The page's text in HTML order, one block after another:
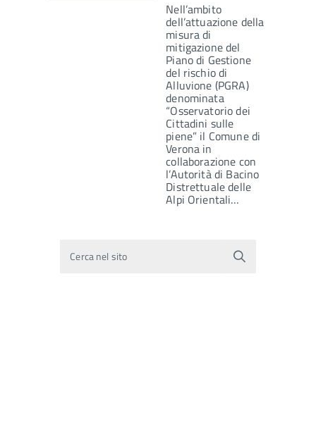
Nell’ambito
dell’attuazione della
misura di
mitigazione del
Piano di Gestione
del rischio di
Alluvione (PGRA)
denominata
“Osservatorio dei
Cittadini sulle
piene” il Comune di
Verona in
collaborazione con
l’Autorità di Bacino
Distrettuale delle
Alpi Orientali…
Cerca nel sito